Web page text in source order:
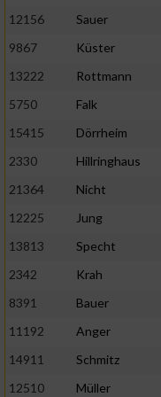
12156
Sauer
9867
Küster
13222
Rottmann
5750
Falk
15415
Dörrheim
2330
Hillringhaus
21364
Nicht
12225
Jung
13813
Specht
2342
Krah
8391
Bauer
11192
Anger
14911
Schmitz
12510
Müller